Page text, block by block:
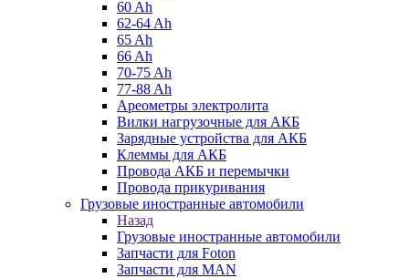
60 Ah
62-64 Ah
65 Ah
66 Ah
70-75 Ah
77-88 Ah
Ареометры электролита
Вилки нагрузочные для АКБ
Зарядные устройства для АКБ
Клеммы для АКБ
Провода АКБ и перемычки
Провода прикуривания
Грузовые иностранные автомобили
Назад
Грузовые иностранные автомобили
Запчасти для Foton
Запчасти для MAN